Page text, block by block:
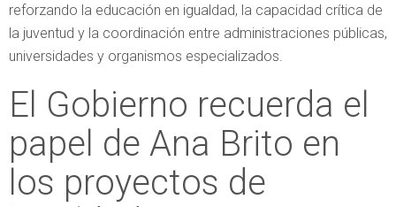
reforzando la educación en igualdad, la capacidad crítica de
la juventud y la coordinación entre administraciones públicas,
universidades y organismos especializados.
El Gobierno recuerda el
papel de Ana Brito en
los proyectos de